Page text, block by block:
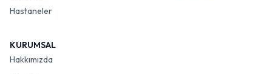
Hastaneler
KURUMSAL
Hakkımızda